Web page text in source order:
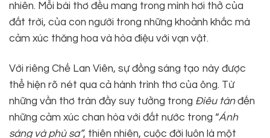
nhiên. Mỗi bài thơ đều mang trong mình hơi thở của
đất trời, của con người trong những khoảnh khắc mà
cảm xúc thăng hoa và hòa điệu với vạn vật.
Với riêng Chế Lan Viên, sự đồng sáng tạo này được
thể hiện rõ nét qua cả hành trình thơ của ông. Từ
những vần thơ tràn đầy suy tưởng trong Điêu tànđến
những cảm xúc chan hòa với đất nước trong “Ánh
sáng và phù sa”, thiên nhiên, cuộc đời luôn là một